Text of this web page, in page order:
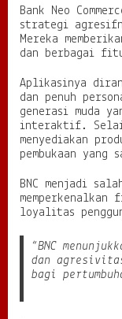
Bank Neo
strategi
Mereka
dan berbagai
Aplikasinya
dan penuh
generasi muda
interaktif. Selain
menyediakan
pembukaan yang
BNC menjadi
memperkenalkan
loyalitas
“BNC
dan
bagi